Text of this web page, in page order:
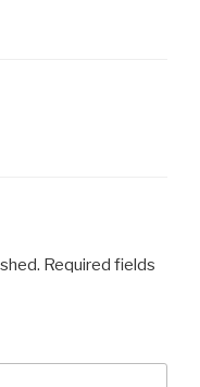
Required fields